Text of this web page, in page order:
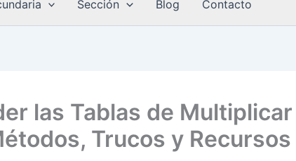
Sección Blog Contacto
las Tablas de Multiplicar
Trucos y Recursos